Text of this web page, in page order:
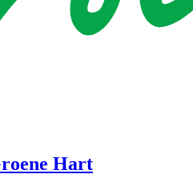
Hart